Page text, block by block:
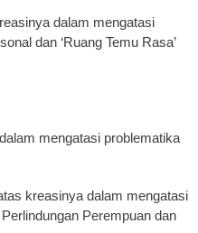
dalam mengatasi
dan ‘Ruang Temu Rasa’
mengatasi problematika
kreasinya dalam mengatasi
Perempuan dan